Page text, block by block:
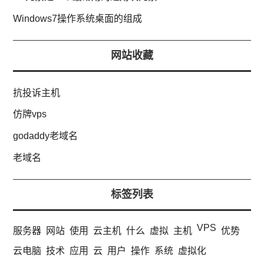
Windows7操作系统桌面的组成
网站收藏
抗投诉主机
仿牌vps
godaddy老域名
老域名
标签列表
服务器 网站 使用 云主机 什么 虚拟 主机 VPS 优势
云电脑 技术 应用 云 用户 操作 系统 虚拟化